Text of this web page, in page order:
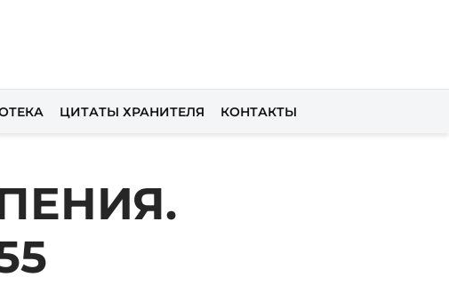
ЦИТАТЫ ХРАНИТЕЛЯ КОНТАКТЫ